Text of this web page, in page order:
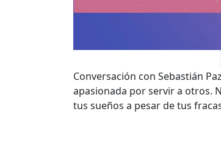
Conversación con Sebastián
apasionada por servir a otros.
tus sueños a pesar de tus